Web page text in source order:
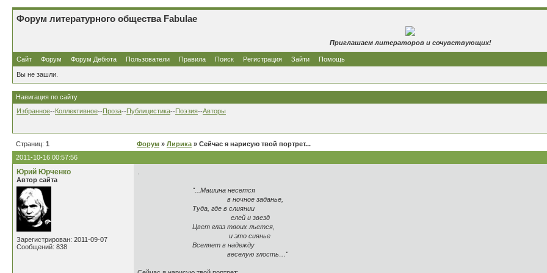
Форум литературного общества Fabulae
Приглашаем литераторов и сочувствующих!
Сайт Форум Форум Дебюта Пользователи Правила Поиск Регистрация Зайти Помощь
Вы не зашли.
Навигация по сайту
Избранное--Коллективное--Проза--Публицистика--Поэзия--Авторы
Страниц: 1 Форум » Лирика » Сейчас я нарисую твой портрет...
2011-10-16 00:57:56
Юрий Юрченко
Автор сайта
Зарегистрирован: 2011-09-07
Сообщений: 838
"...Машина несется
в ночное заданье,
Туда, где в слиянии
елей и звезд
Цвет глаз твоих льется,
и это сиянье
Вселяет в надежду
веселую злость…"